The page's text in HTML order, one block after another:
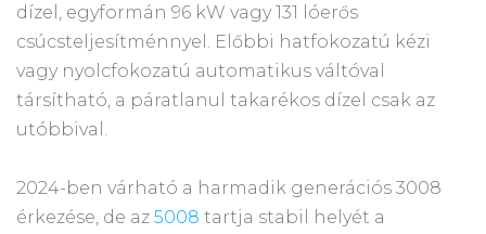
dízel, egyformán 96 kW vagy 131 lóerős
csúcsteljesítménnyel. Előbbi hatfokozatú kézi
vagy nyolcfokozatú automatikus váltóval
társítható, a páratlanul takarékos dízel csak az
utóbbival.
2024-ben várható a harmadik generációs 3008
érkezése, de az 5008 tartja stabil helyét a